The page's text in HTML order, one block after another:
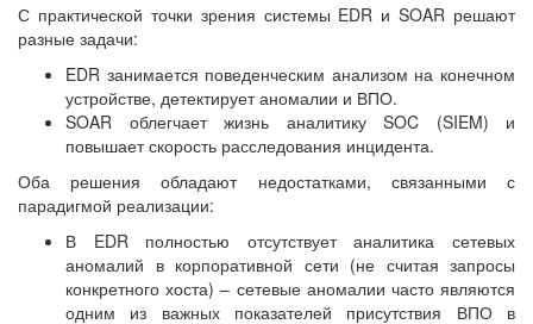
С практической точки зрения системы EDR и SOAR решают
разные задачи:
EDR занимается поведенческим анализом на конечном
устройстве, детектирует аномалии и ВПО.
SOAR облегчает жизнь аналитику SOC (SIEM) и
повышает скорость расследования инцидента.
Оба решения обладают недостатками, связанными с
парадигмой реализации:
В EDR полностью отсутствует аналитика сетевых
аномалий в корпоративной сети (не считая запросы
конкретного хоста) – сетевые аномалии часто являются
одним из важных показателей присутствия ВПО в